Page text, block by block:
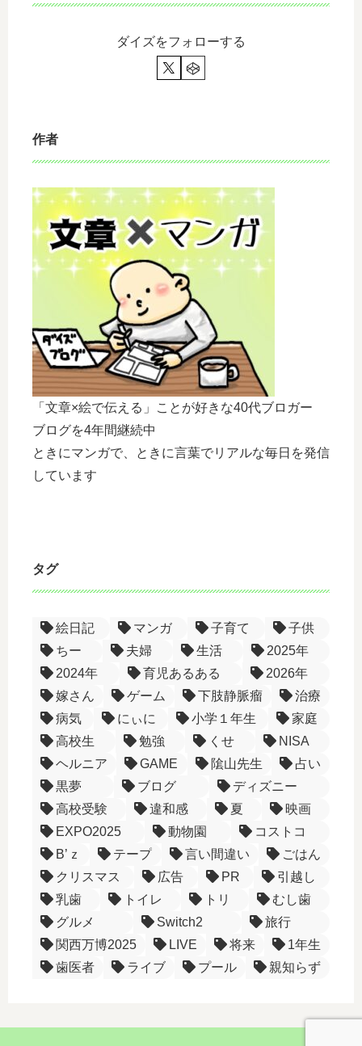
ダイズをフォローする
作者
「文章×絵で伝える」ことが好きな40代ブロガー
ブログを4年間継続中
ときにマンガで、ときに言葉でリアルな毎日を発信
しています
タグ
絵日記 マンガ 子育て
子供
ちー
夫婦 生活
2025年
2024年
育児あるある
2026年
嫁さん
ゲーム 下肢静脈瘤
治療
病気
にぃに 小学１年生
家庭
高校生
勉強 くせ
NISA
ヘルニア
GAME 隂山先生
占い
黒夢
ブログ
ディズニー
高校受験
違和感 夏
映画
EXPO2025
動物園
コストコ
B’ｚ
テープ 言い間違い
ごはん
クリスマス
広告 PR
引越し
乳歯
トイレ トリ
むし歯
グルメ
Switch2
旅行
関西万博2025
LIVE 将来
1年生
歯医者
ライブ プール 親知らず